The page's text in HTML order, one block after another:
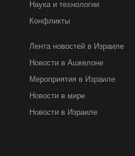
Наука и технологии
Конфликты
Лента новостей в Израиле
Новости в Ашкелоне
Мероприятия в Израиле
Новости в мире
Новости в Израиле